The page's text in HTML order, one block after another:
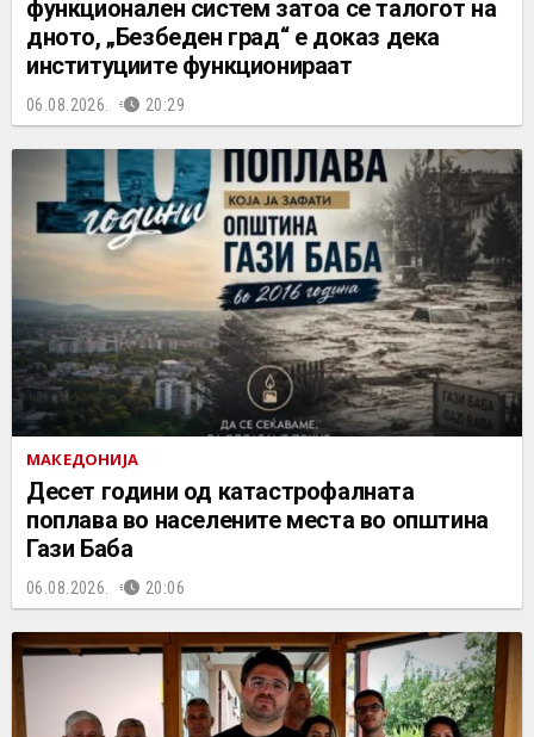
функционален систем затоа се талогот на
дното, „Безбеден град“ е доказ дека
институциите функционираат
06.08.2026. 20:29
МАКЕДОНИЈА
Десет години од катастрофалната
поплава во населените места во општина
Гази Баба
06.08.2026. 20:06